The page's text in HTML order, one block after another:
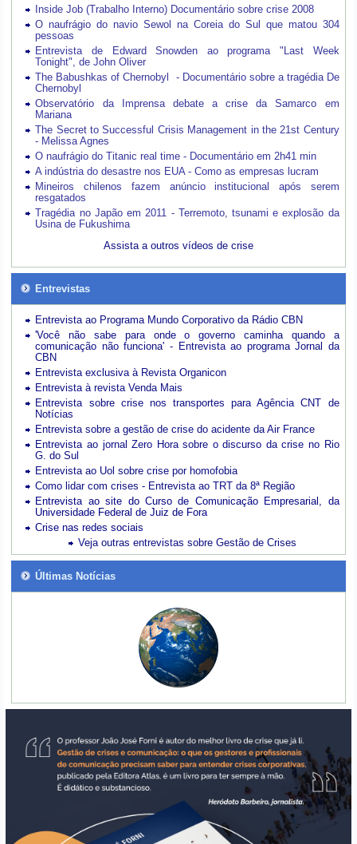
Inside Job (Trabalho Interno) Documentário sobre crise 2008
O naufrágio do navio Sewol na Coreia do Sul que matou 304
pessoas
Entrevista de Edward Snowden ao programa "Last Week
Tonight", de John Oliver
The Babushkas of Chernobyl - Documentário sobre a tragédia De
Chernobyl
Observatório da Imprensa debate a crise da Samarco em
Mariana
The Secret to Successful Crisis Management in the 21st Century
- Melissa Agnes
O naufrágio do Titanic real time - Documentário em 2h41 min
A indústria do desastre nos EUA - Como as empresas lucram
Mineiros chilenos fazem anúncio institucional após serem
resgatados
Tragédia no Japão em 2011 - Terremoto, tsunami e explosão da
Usina de Fukushima
Assista a outros vídeos de crise
Entrevistas
Entrevista ao Programa Mundo Corporativo da Rádio CBN
'Você não sabe para onde o governo caminha quando a
comunicação não funciona' - Entrevista ao programa Jornal da
CBN
Entrevista exclusiva à Revista Organicon
Entrevista à revista Venda Mais
Entrevista sobre crise nos transportes para Agência CNT de
Notícias
Entrevista sobre a gestão de crise do acidente da Air France
Entrevista ao jornal Zero Hora sobre o discurso da crise no Rio
G. do Sul
Entrevista ao Uol sobre crise por homofobia
Como lidar com crises - Entrevista ao TRT da 8ª Região
Entrevista ao site do Curso de Comunicação Empresarial, da
Universidade Federal de Juiz de Fora
Crise nas redes sociais
Veja outras entrevistas sobre Gestão de Crises
Últimas Notícias